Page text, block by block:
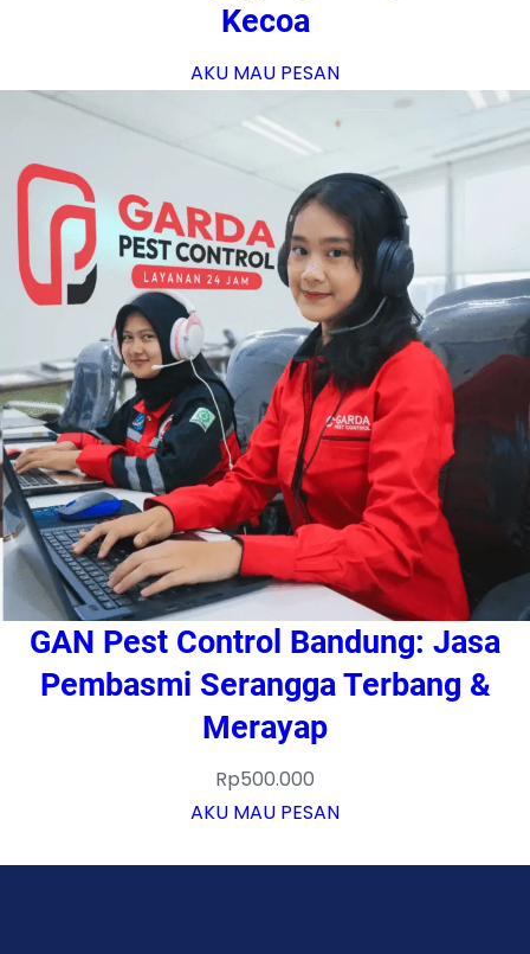
Kecoa
AKU MAU PESAN
GAN Pest Control Bandung: Jasa
Pembasmi Serangga Terbang &
Merayap
Rp500.000
AKU MAU PESAN